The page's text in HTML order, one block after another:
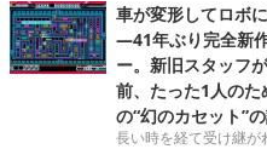
車が変形してロボ
―41年ぶり完全新
ー。新旧スタッフ
前、たった1人の
の“幻のカセット”
長い時を経て受け継が